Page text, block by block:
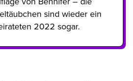
sind wieder ein
2022 sogar.